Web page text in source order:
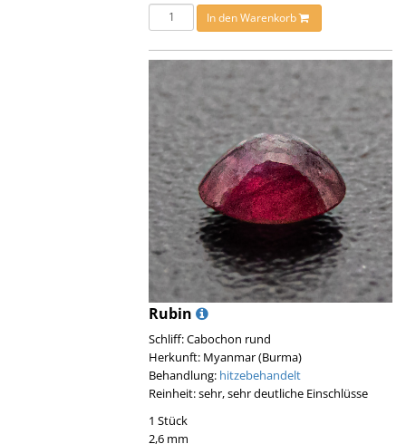
In den Warenkorb
Rubin
Schliff: Cabochon rund
Herkunft: Myanmar (Burma)
Behandlung: hitzebehandelt
Reinheit: sehr, sehr deutliche Einschlüsse
1 Stück
2,6 mm